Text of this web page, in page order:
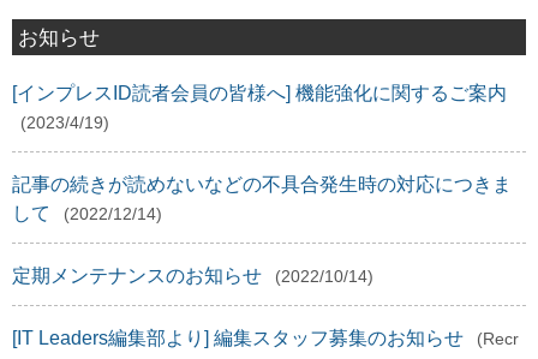
お知らせ
[インプレスID読者会員の皆様へ] 機能強化に関するご案内
(2023/4/19)
記事の続きが読めないなどの不具合発生時の対応につきま
して
(2022/12/14)
定期メンテナンスのお知らせ (2022/10/14)
[IT Leaders編集部より] 編集スタッフ募集のお知らせ
(Recr